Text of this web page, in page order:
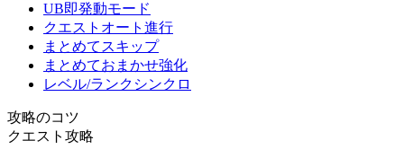
UB即発動モード
クエストオート進行
まとめてスキップ
まとめておまかせ強化
レベル/ランクシンクロ
攻略のコツ
クエスト攻略